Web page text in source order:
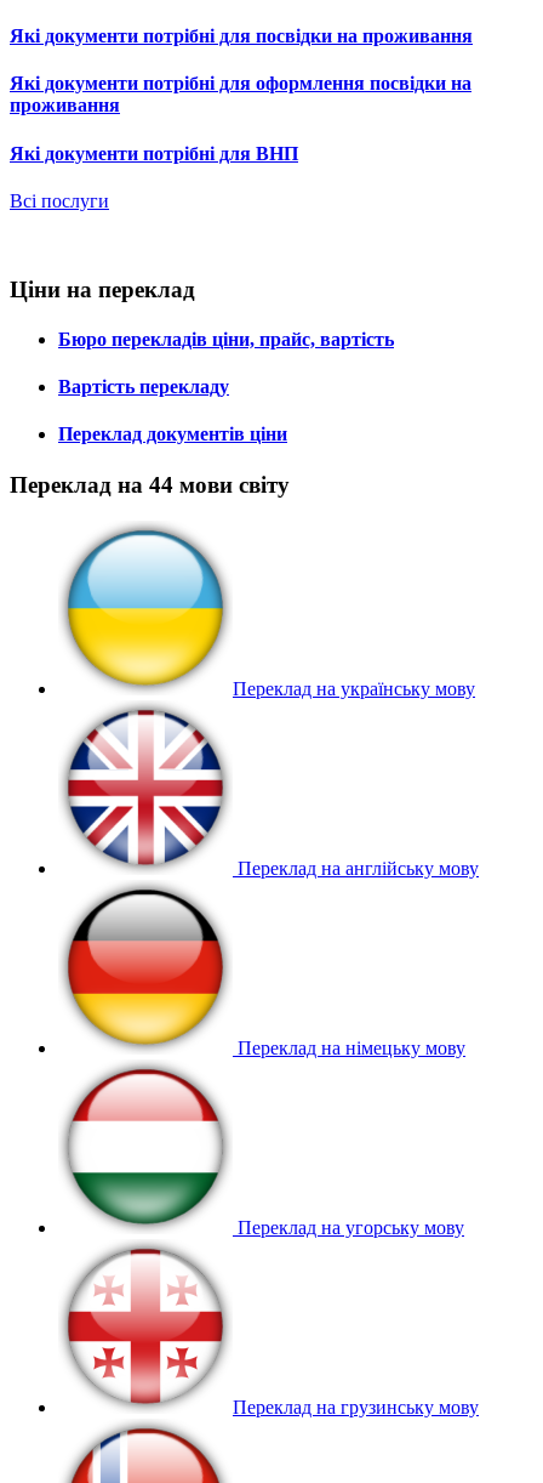
Які документи потрібні для посвідки на проживання
Які документи потрібні для оформлення посвідки на
проживання
Які документи потрібні для ВНП
Всі послуги
Ціни на переклад
Бюро перекладів ціни, прайс, вартість
Вартість перекладу
Переклад документів ціни
Переклад на 44 мови світу
Переклад на українську мову
Переклад на англійську мову
Переклад на німецьку мову
Переклад на угорську мову
Переклад на грузинську мову